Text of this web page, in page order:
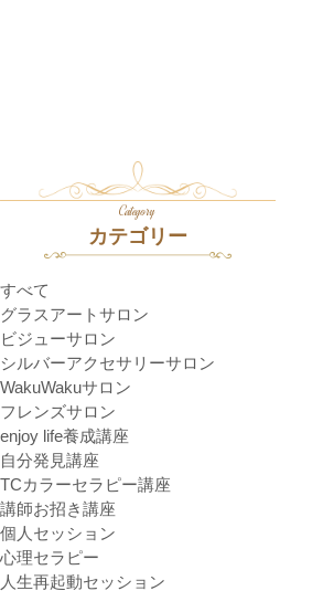
Category
カテゴリー
すべて
グラスアートサロン
ビジューサロン
シルバーアクセサリーサロン
WakuWakuサロン
フレンズサロン
enjoy life養成講座
自分発見講座
TCカラーセラピー講座
講師お招き講座
個人セッション
心理セラピー
人生再起動セッション